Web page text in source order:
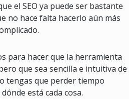
el SEO ya puede ser bastante
no hace falta hacerlo aún más
para hacer que la herramienta
que sea sencilla e intuitiva de
tengas que perder tiempo
está cada cosa.